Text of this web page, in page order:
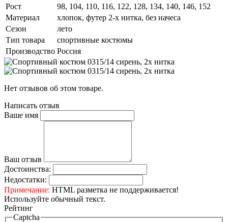
Рост
98, 104, 110, 116, 122, 128, 134, 140, 146, 152
Материал
хлопок, футер 2-х нитка, без начеса
Сезон
лето
Тип товара
спортивные костюмы
Производство Россия
Нет отзывов об этом товаре.
Написать отзыв
Ваше имя
Ваш отзыв
Достоинства:
Недостатки:
Примечание: HTML разметка не поддерживается!
Используйте обычный текст.
Рейтинг
Captcha